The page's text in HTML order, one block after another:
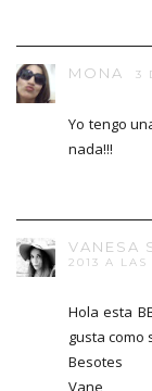
MONA 3
Yo tengo
nada!!!
VANESA
2013 A LAS
Hola esta
gusta como
Besotes
Vane